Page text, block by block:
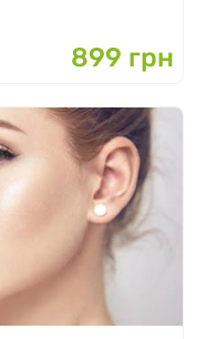
899 грн